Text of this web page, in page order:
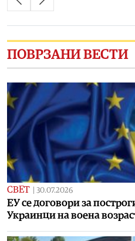
ПОВРЗАНИ ВЕСТИ
СВЕТ 30.07.2026
ЕУ се договори за
Украинци на воена